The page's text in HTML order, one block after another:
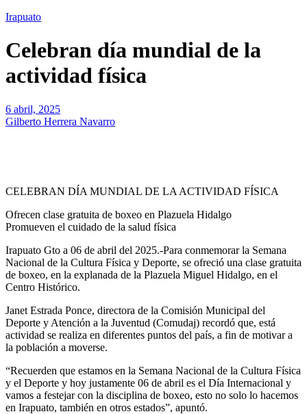
Irapuato
Celebran día mundial de la
actividad física
6 abril, 2025
Gilberto Herrera Navarro
CELEBRAN DÍA MUNDIAL DE LA ACTIVIDAD FÍSICA
Ofrecen clase gratuita de boxeo en Plazuela Hidalgo
Promueven el cuidado de la salud física
Irapuato Gto a 06 de abril del 2025.-Para conmemorar la Semana
Nacional de la Cultura Física y Deporte, se ofreció una clase gratuita
de boxeo, en la explanada de la Plazuela Miguel Hidalgo, en el
Centro Histórico.
Janet Estrada Ponce, directora de la Comisión Municipal del
Deporte y Atención a la Juventud (Comudaj) recordó que, está
actividad se realiza en diferentes puntos del país, a fin de motivar a
la población a moverse.
“Recuerden que estamos en la Semana Nacional de la Cultura Física
y el Deporte y hoy justamente 06 de abril es el Día Internacional y
vamos a festejar con la disciplina de boxeo, esto no solo lo hacemos
en Irapuato, también en otros estados”, apuntó.